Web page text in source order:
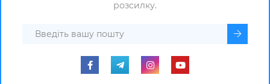
розсилку.